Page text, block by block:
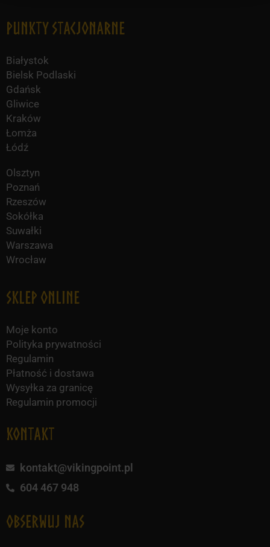
Punkty Stacjonarne
Białystok
Bielsk Podlaski
Gdańsk
Gliwice
Kraków
Łomża
Łódź
Olsztyn
Poznań
Rzeszów
Sokółka
Suwałki
Warszawa
Wrocław
Sklep online
Moje konto
Polityka prywatności
Regulamin
Płatność i dostawa
Wysyłka za granicę
Regulamin promocji
KONTAKT
kontakt@vikingpoint.pl
604 467 948
obserwuj nas